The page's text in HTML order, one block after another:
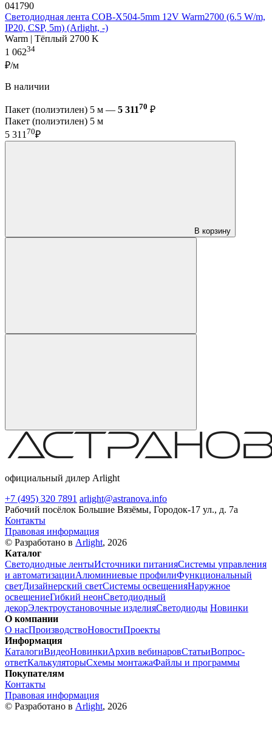
041790
Светодиодная лента COB-X504-5mm 12V Warm2700 (6.5 W/m,
IP20, CSP, 5m) (Arlight, -)
Warm | Тёплый 2700 K
1 06234
₽/м
В наличии
Пакет (полиэтилен) 5 м — 5 31170 ₽
Пакет (полиэтилен) 5 м
5 31170₽
В корзину
официальный дилер Arlight
+7 (495) 320 7891 arlight@astranova.info
Рабочий посёлок Большие Вязёмы, Городок-17 ул., д. 7а
Контакты
Правовая информация
© Разработано в Arlight, 2026
Каталог
Светодиодные лентыИсточники питанияСистемы управления
и автоматизацииАлюминиевые профилиФункциональный
светДизайнерский светСистемы освещенияНаружное
освещениеГибкий неонСветодиодный
декорЭлектроустановочные изделияСветодиоды Новинки
О компании
О насПроизводствоНовостиПроекты
Информация
КаталогиВидеоНовинкиАрхив вебинаровСтатьиВопрос-
ответКалькуляторыСхемы монтажаФайлы и программы
Покупателям
Контакты
Правовая информация
© Разработано в Arlight, 2026